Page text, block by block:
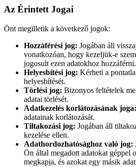
Az Érintett Jogai
Önt megilletik a következő jogok:
Hozzáférési jog: Jogában áll
vonatkozóan, hogy kezeljük-e
jogosult ezen adatokhoz hozzáférni.
Helyesbítési jog: Kérheti a
helyesbítését.
Törlési jog: Bizonyos feltételek
adatai törlését.
Adatkezelés korlátozásának joga:
adatainak korlátozását.
Tiltakozási jog: Jogában áll
kezelése ellen.
Adathordozhatósághoz való jog:
Ön által megadott adatokat géppel
megkapja, és azokat egy másik